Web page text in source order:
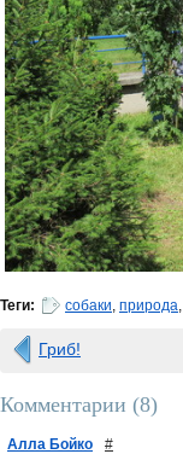
Теги: собаки, природа,
Гриб!
Комментарии (8)
Алла Бойко #